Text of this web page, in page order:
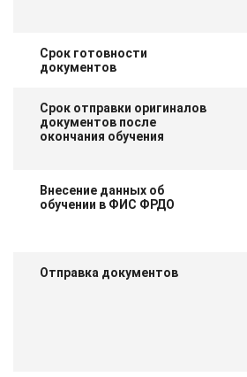
Срок готовности
документов
Срок отправки оригиналов
документов после
окончания обучения
Внесение данных об
обучении в ФИС ФРДО
Отправка документов